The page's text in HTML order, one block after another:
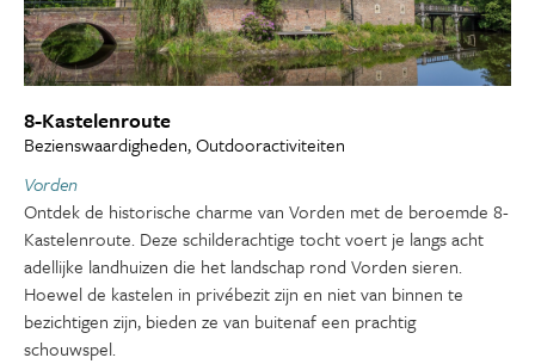
8-Kastelenroute
Bezienswaardigheden, Outdooractiviteiten
Vorden
Ontdek de historische charme van Vorden met de beroemde 8-
Kastelenroute. Deze schilderachtige tocht voert je langs acht
adellijke landhuizen die het landschap rond Vorden sieren.
Hoewel de kastelen in privébezit zijn en niet van binnen te
bezichtigen zijn, bieden ze van buitenaf een prachtig
schouwspel.